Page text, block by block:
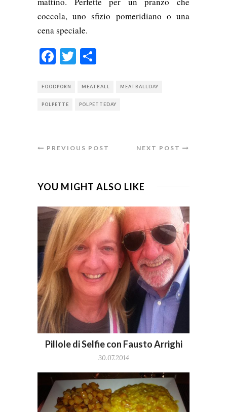
coccola, uno sfizio pomeridiano o una
cena speciale.
Facebook
Twitter
FOODPORN MEATBALL MEATBALLDAY
POLPETTE POLPETTEDAY
PREVIOUS POST NEXT POST
YOU MIGHT ALSO LIKE
Pillole di Selfie con Fausto Arrighi
30.07.2014